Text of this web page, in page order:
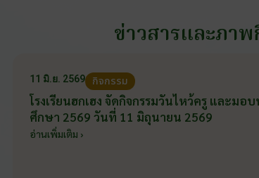
ข่าวสารและภา
11 มิ.ย. 2569 กิจกรรม
โรงเรียนฮกเฮง จัดกิจกรรมวันไหว้ครู และม
ศึกษา 2569 วันที่ 11 มิถุนายน 2569
อ่านเพิ่มเติม ›